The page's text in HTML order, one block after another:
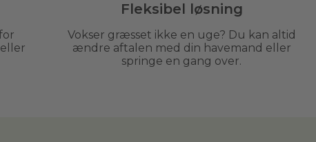
Fleksibel løsning
Vokser græsset ikke en uge? Du kan altid
ændre aftalen med din havemand eller
springe en gang over.